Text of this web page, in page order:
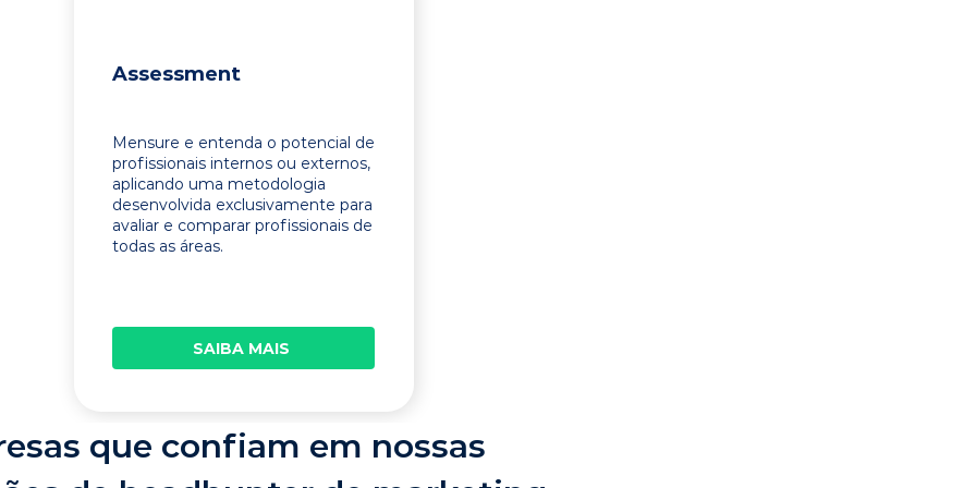
Assessment
Mensure e entenda o potencial de
profissionais internos ou externos,
aplicando uma metodologia
desenvolvida exclusivamente para
avaliar e comparar profissionais de
todas as áreas.
SAIBA MAIS
que confiam em nossas